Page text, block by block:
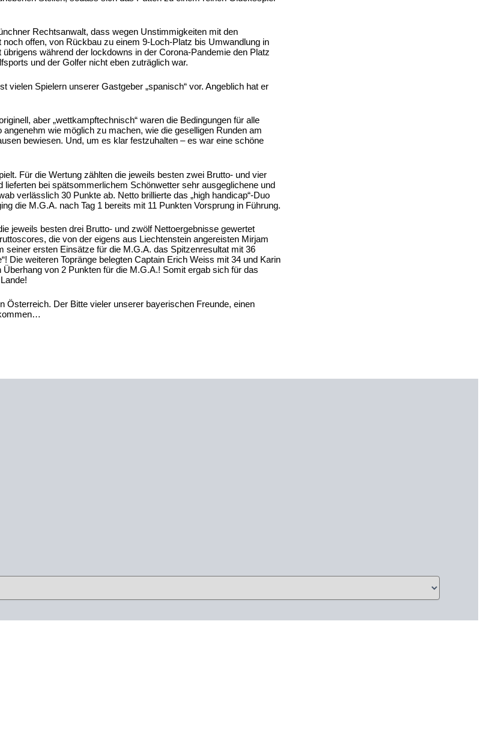
Rechtsanwalt, dass wegen Unstimmigkeiten mit den
offen, von Rückbau zu einem 9-Loch-Platz bis Umwandlung in
während der lockdowns in der Corona-Pandemie den Platz
und der Golfer nicht eben zuträglich war.
Spielern unserer Gastgeber „spanisch“ vor. Angeblich hat er
aber „wettkampftechnisch“ waren die Bedingungen für alle
wie möglich zu machen, wie die geselligen Runden am
bewiesen. Und, um es klar festzuhalten – es war eine schöne
Für die Wertung zählten die jeweils besten zwei Brutto- und vier
bei spätsommerlichem Schönwetter sehr ausgeglichene und
verlässlich 30 Punkte ab. Netto brillierte das „high handicap“-Duo
die M.G.A. nach Tag 1 bereits mit 11 Punkten Vorsprung in Führung.
jeweils besten drei Brutto- und zwölf Nettoergebnisse gewertet
die von der eigens aus Liechtenstein angereisten Mirjam
ersten Einsätze für die M.G.A. das Spitzenresultat mit 36
Die weiteren Topränge belegten Captain Erich Weiss mit 34 und Karin
von 2 Punkten für die M.G.A.! Somit ergab sich für das
Österreich. Der Bitte vieler unserer bayerischen Freunde, einen